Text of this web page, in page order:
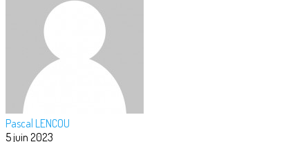
Pascal LENCOU
5 juin 2023